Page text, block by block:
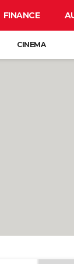
FINANCE
CINEMA